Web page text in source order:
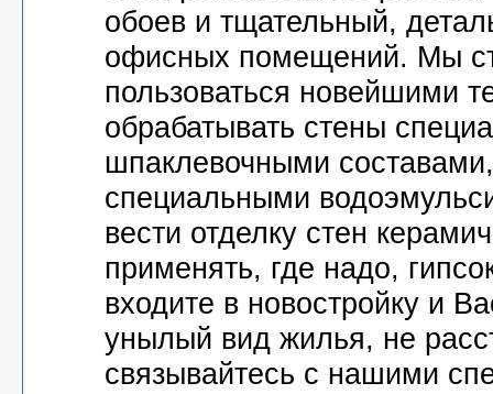
обоев и тщательный,
офисных помещений. Мы
пользоваться новейшими
обрабатывать стены
шпаклевочными
специальными
вести отделку стен
применять, где надо,
входите в новостройку и
унылый вид жилья, не
связывайтесь с нашими